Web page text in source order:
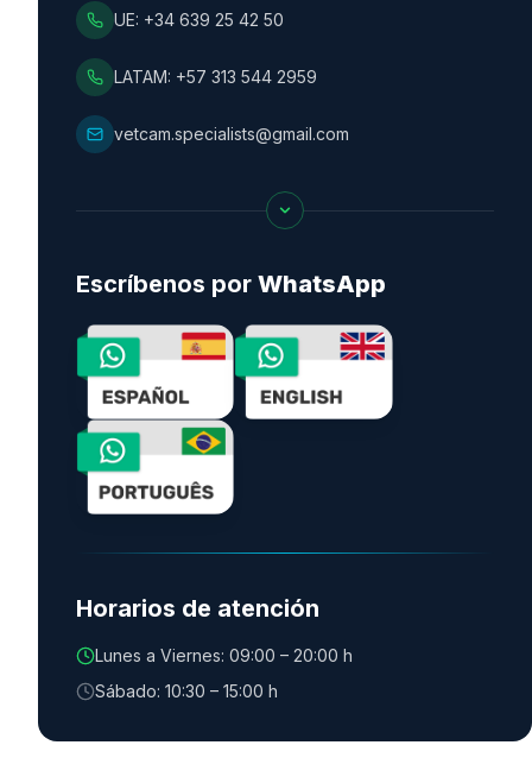
UE: +34 639 25 42 50
LATAM: +57 313 544 2959
vetcam.specialists@gmail.com
Escríbenos por WhatsApp
Horarios de atención
Lunes a Viernes: 09:00 – 20:00 h
Sábado: 10:30 – 15:00 h